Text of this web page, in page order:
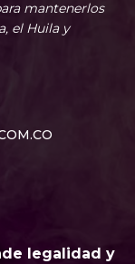
mantenerlos
el Huila y
legalidad y